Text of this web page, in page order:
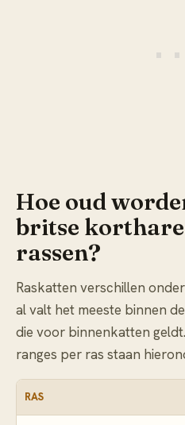
Hoe oud
britse
rassen?
Raskatten verschillen
al valt het meeste binnen
die voor binnenkatten
ranges per ras staan
RAS